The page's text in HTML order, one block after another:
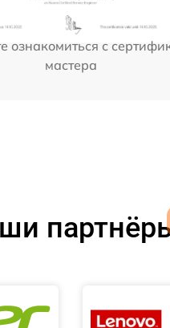
ознакомиться с
мастера